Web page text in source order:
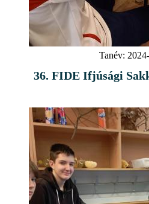
Tanév:
36. FIDE Ifjúsági